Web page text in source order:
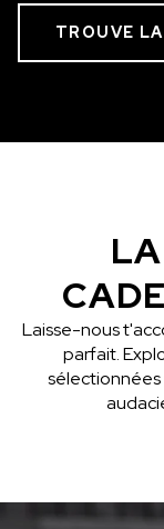
TROUVE
Laisse-nous
parfait.